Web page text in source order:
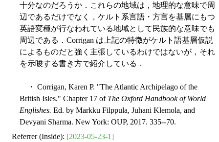
十分なのだろうか．これらの地域は，地理的な意味で周
辺であるだけでなく，ケルト系言語・方言を基層にもつ
英語変種が行なわれている地域として民族的な意味でも
周辺である．Corrigan は上記の特徴がケルト語基層仮説
によるものだと強く主張しているわけではないが，それ
を示唆する書き方で紹介している．
・ Corrigan, Karen P. "The Atlantic Archipelago of the
British Isles." Chapter 17 of The Oxford Handbook of World
Englishes. Ed. by Markku Filppula, Juhani Klemola, and
Devyani Sharma. New York: OUP, 2017. 335--70.
Referrer (Inside): [2023-05-23-1]